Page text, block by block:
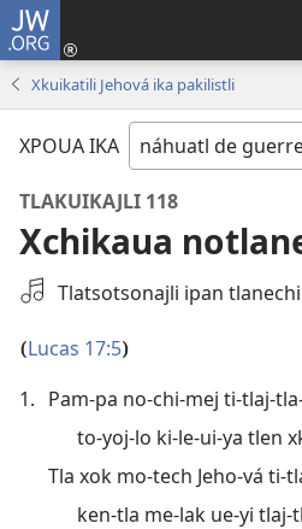
JW.ORG
Xkuikatili Jehová ika pakilistli
XPOUA IKA
TLAKUIKAJLI 118
Xchikaua
Seleccione
grabación
audio
Tlatsotsonajli ipan
(Lucas 17:5)
1. Pam-pa no-chi-mej ti-tlaj-
to-yoj-lo ki-le-ui-ya tlen
Tla xok mo-tech Jeho-vá ti-
ken-tla me-lak ue-yi tlaj-